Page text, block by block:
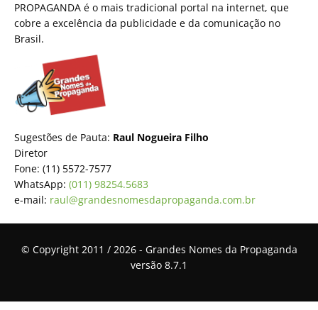
PROPAGANDA é o mais tradicional portal na internet, que
cobre a excelência da publicidade e da comunicação no
Brasil.
Sugestões de Pauta: Raul Nogueira Filho
Diretor
Fone: (11) 5572-7577
WhatsApp: (011) 98254.5683
e-mail: raul@grandesnomesdapropaganda.com.br
© Copyright 2011 / 2026 - Grandes Nomes da Propaganda
versão 8.7.1